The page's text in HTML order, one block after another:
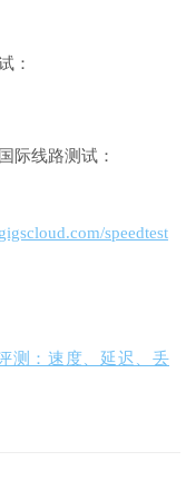
：
际线路测试：
speedtest
测：速度、延迟、丢